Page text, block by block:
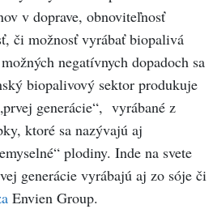
v doprave, obnoviteľnosť
či možnosť vyrábať biopalivá
negatívnych dopadoch sa
biopalivový sektor produkuje
generácie“, vyrábané z
ktoré sa nazývajú aj
plodiny. Inde na svete
generácie vyrábajú aj zo sóje či
Envien Group.